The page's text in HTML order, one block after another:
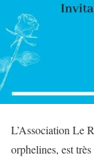
L’Association Le
orphelines, est